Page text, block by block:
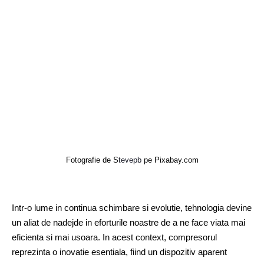
Fotografie de Stevepb pe Pixabay.com
Intr-o lume in continua schimbare si evolutie, tehnologia devine
un aliat de nadejde in eforturile noastre de a ne face viata mai
eficienta si mai usoara. In acest context, compresorul
reprezinta o inovatie esentiala, fiind un dispozitiv aparent